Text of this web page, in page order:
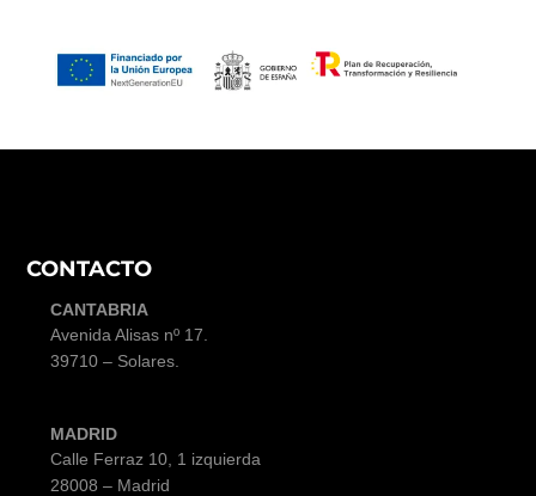
CONTACTO
CANTABRIA
Avenida Alisas nº 17
39710 – Solares.
MADRID
Calle Ferraz 10, 1 izquierda
28008 – Madrid